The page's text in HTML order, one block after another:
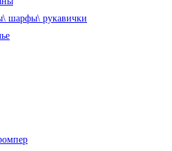
шарфы\ рукавички